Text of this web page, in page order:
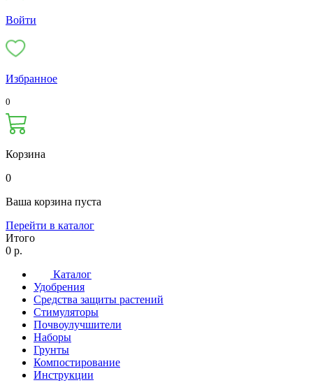
Войти
Избранное
0
Корзина
0
Ваша корзина пуста
Перейти в каталог
Итого
0 р.
Каталог
Удобрения
Средства защиты растений
Стимуляторы
Почвоулучшители
Наборы
Грунты
Компостирование
Инструкции